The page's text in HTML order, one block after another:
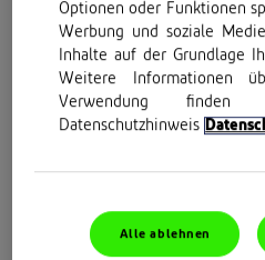
Unser 25-jähriger Weg
Wie Voltaren
Schmerzen
so dass Sie
mehr hinter
Optionen oder Funktionen
Werbung und soziale
Inhalte auf der Grundlage
Weitere Informationen
Verwendung
Datenschutzhinweis
Alle ablehnen